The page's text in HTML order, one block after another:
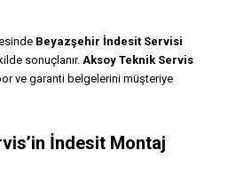
Beyazşehir İndesit Servisi
sonuçlanır. Aksoy Teknik Servis
ve garanti belgelerini müşteriye
İndesit Montaj